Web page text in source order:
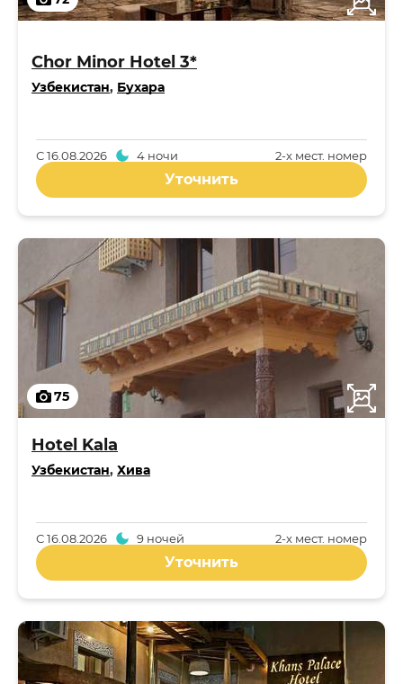
Chor Minor Hotel 3*
Узбекистан, Бухара
2-x мест. номер
С16.08.2026 4 ночи
Уточнить
75
Hotel Kala
Узбекистан, Хива
2-x мест. номер
С16.08.2026 9 ночей
Уточнить